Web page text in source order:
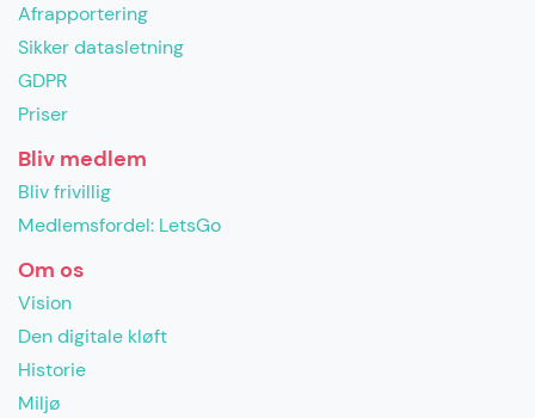
Afrapportering
Sikker datasletning
GDPR
Priser
Bliv medlem
Bliv frivillig
Medlemsfordel: LetsGo
Om os
Vision
Den digitale kløft
Historie
Miljø